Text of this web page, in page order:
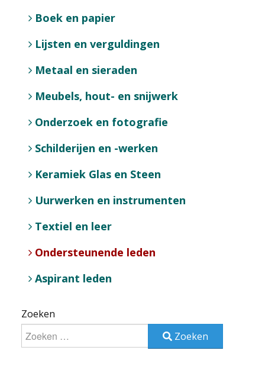
Boek en papier
Lijsten en verguldingen
Metaal en sieraden
Meubels, hout- en snijwerk
Onderzoek en fotografie
Schilderijen en -werken
Keramiek Glas en Steen
Uurwerken en instrumenten
Textiel en leer
Ondersteunende leden
Aspirant leden
Zoeken
Zoeken